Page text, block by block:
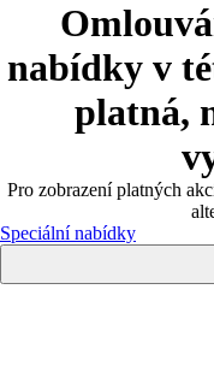
nabídky v
platná,
Pro zobrazení platných
Speciální nabídky